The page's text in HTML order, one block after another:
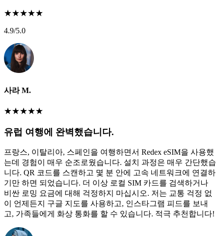
★★★★★
4.9/5.0
사라 M.
★★★★★
유럽 여행에 완벽했습니다.
프랑스, 이탈리아, 스페인을 여행하면서 Redex eSIM을 사용했
는데 경험이 매우 순조로웠습니다. 설치 과정은 매우 간단했습
니다. QR 코드를 스캔하고 몇 분 안에 고속 네트워크에 연결하
기만 하면 되었습니다. 더 이상 로컬 SIM 카드를 검색하거나
비싼 로밍 요금에 대해 걱정하지 마십시오. 저는 교통 걱정 없
이 언제든지 구글 지도를 사용하고, 인스타그램 피드를 보내
고, 가족들에게 화상 통화를 할 수 있습니다. 적극 추천합니다!